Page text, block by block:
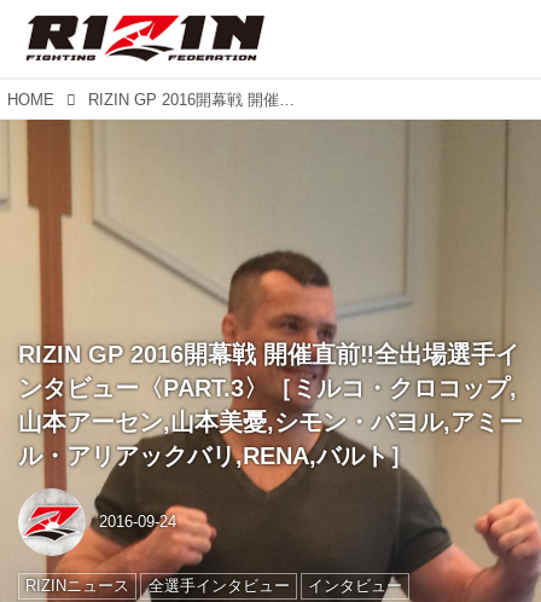
HOME RIZIN GP 2016開幕戦 開催直前‼︎全出場選手インタビュー〈PART.3〉［ミルコ・クロコップ,山本アーセン,山本美憂,シモン・バヨル,アミール・アリアックバリ,RENA,バルト］
RIZIN GP 2016開幕戦 開催直前‼︎全出場選手イ
ンタビュー〈PART.3〉［ミルコ・クロコップ,
山本アーセン,山本美憂,シモン・バヨル,アミー
ル・アリアックバリ,RENA,バルト］
2016-09-24
RIZINニュース 全選手インタビュー
インタビュー